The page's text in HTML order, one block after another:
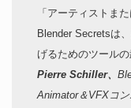
「アーティストま
Blender Secretsは
げるためのツール
Pierre Schiller、
Animator＆VFXコン